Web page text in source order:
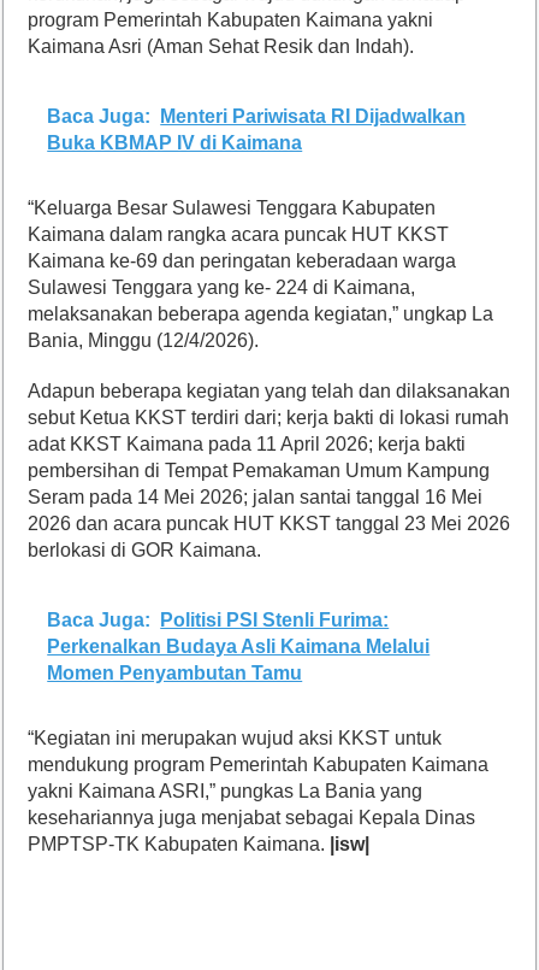
program Pemerintah Kabupaten Kaimana yakni
Kaimana Asri (Aman Sehat Resik dan Indah).
Baca Juga:
Menteri Pariwisata RI Dijadwalkan
Buka KBMAP IV di Kaimana
“Keluarga Besar Sulawesi Tenggara Kabupaten
Kaimana dalam rangka acara puncak HUT KKST
Kaimana ke-69 dan peringatan keberadaan warga
Sulawesi Tenggara yang ke- 224 di Kaimana,
melaksanakan beberapa agenda kegiatan,” ungkap La
Bania, Minggu (12/4/2026).
Adapun beberapa kegiatan yang telah dan dilaksanakan
sebut Ketua KKST terdiri dari; kerja bakti di lokasi rumah
adat KKST Kaimana pada 11 April 2026; kerja bakti
pembersihan di Tempat Pemakaman Umum Kampung
Seram pada 14 Mei 2026; jalan santai tanggal 16 Mei
2026 dan acara puncak HUT KKST tanggal 23 Mei 2026
berlokasi di GOR Kaimana.
Baca Juga:
Politisi PSI Stenli Furima:
Perkenalkan Budaya Asli Kaimana Melalui
Momen Penyambutan Tamu
“Kegiatan ini merupakan wujud aksi KKST untuk
mendukung program Pemerintah Kabupaten Kaimana
yakni Kaimana ASRI,” pungkas La Bania yang
kesehariannya juga menjabat sebagai Kepala Dinas
PMPTSP-TK Kabupaten Kaimana. |isw|